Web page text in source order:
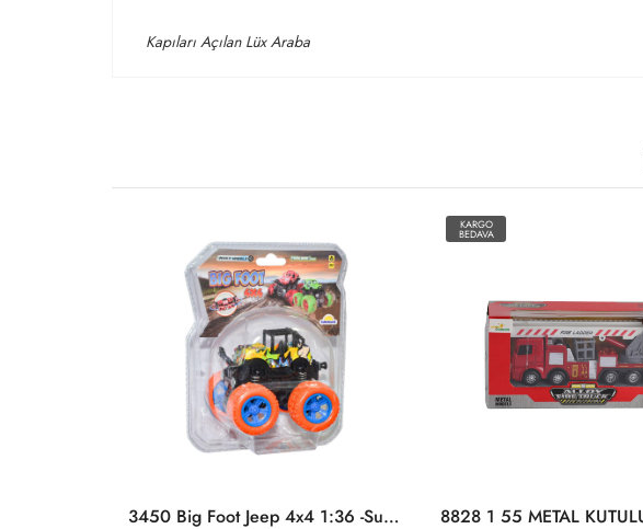
Kapıları Açılan Lüx Araba
3450 Big Foot Jeep 4x4 1:36 -Sunman
KARGO
BEDAVA